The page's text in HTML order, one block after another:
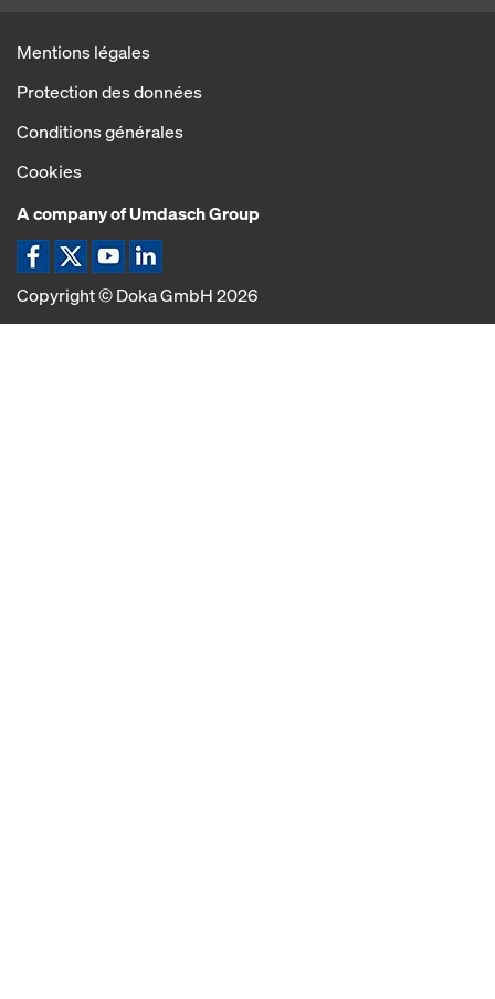
Mentions légales
Protection des données
Conditions générales
Cookies
A company of Umdasch Group
Icône Facebook
Icône XIcône YouTube
Icône LinkedIn
Copyright © Doka GmbH 2026